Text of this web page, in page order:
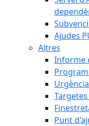
Ajudes
Altres
Informe
Punt